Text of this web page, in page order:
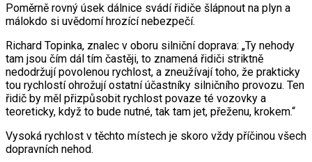
Poměrně rovný úsek dálnice svádí řidiče šlápnout na plyn a
málokdo si uvědomí hrozící nebezpečí.
Richard Topinka, znalec v oboru silniční doprava: „Ty nehody
tam jsou čím dál tím častěji, to znamená řidiči striktně
nedodržují povolenou rychlost, a zneužívají toho, že prakticky
tou rychlostí ohrožují ostatní účastníky silničního provozu. Ten
řidič by měl přizpůsobit rychlost povaze té vozovky a
teoreticky, když to bude nutné, tak tam jet, přeženu, krokem.“
Vysoká rychlost v těchto místech je skoro vždy příčinou všech
dopravních nehod.